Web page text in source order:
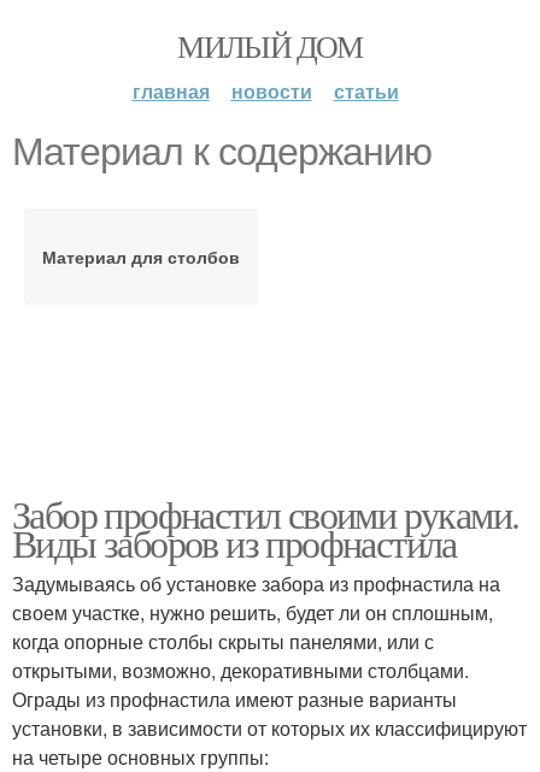
МИЛЫЙ ДОМ
главная новости статьи
Материал к содержанию
Материал для столбов
Забор профнастил своими руками.
Виды заборов из профнастила
Задумываясь об установке забора из профнастила на
своем участке, нужно решить, будет ли он сплошным,
когда опорные столбы скрыты панелями, или с
открытыми, возможно, декоративными столбцами.
Ограды из профнастила имеют разные варианты
установки, в зависимости от которых их классифицируют
на четыре основных группы: